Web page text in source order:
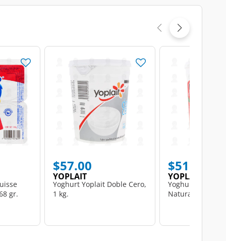
gr.
$57.00
YOPLAIT
Yoghurt Yoplait Doble Cero,
1 kg.
$51.00
YOPLAIT
Yoghurt Yoplait
Naturales, 1 kg.